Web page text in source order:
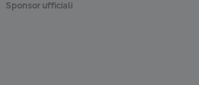
Sponsor ufficiali